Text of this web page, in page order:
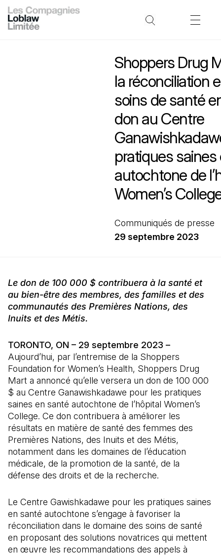
Shoppers Drug
la réconciliation
soins de santé
don au Centre
pratiques
autochtone de
Women’s
Communiqués de presse
29 septembre 2023
Le don de 100 000 $ contribuera à la santé et
au bien-être des membres, des familles et des
communautés des Premières Nations, des
Inuits et des Métis.
TORONTO, ON – 29 septembre 2023 –
Aujourd’hui, par l’entremise de la Shoppers
Foundation for Women’s Health, Shoppers Drug
Mart a annoncé qu’elle versera un don de 100 000
$ au Centre Ganawishkadawe pour les pratiques
saines en santé autochtone de l’hôpital Women’s
College. Ce don contribuera à améliorer les
résultats en matière de santé des femmes des
Premières Nations, des Inuits et des Métis,
notamment dans les domaines de l’éducation
médicale, de la promotion de la santé, de la
défense des droits et de la recherche.
Le Centre Gawishkadawe pour les pratiques saines
en santé autochtone s’engage à favoriser la
réconciliation dans le domaine des soins de santé
en proposant des solutions novatrices qui mettent
en œuvre les recommandations des appels à